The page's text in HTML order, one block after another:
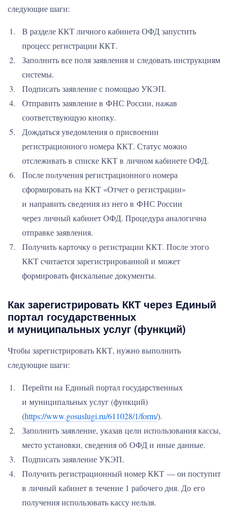
следующие шаги:
В разделе ККТ личного кабинета ОФД запустить
процесс регистрации ККТ.
Заполнить все поля заявления и следовать инструкциям
системы.
Подписать заявление с помощью УКЭП.
Отправить заявление в ФНС России, нажав
соответствующую кнопку.
Дождаться уведомления о присвоении
регистрационного номера ККТ. Статус можно
отслеживать в списке ККТ в личном кабинете ОФД.
После получения регистрационного номера
сформировать на ККТ «Отчет о регистрации»
и направить сведения из него в ФНС России
через личный кабинет ОФД. Процедура аналогична
отправке заявления.
Получить карточку о регистрации ККТ. После этого
ККТ считается зарегистрированной и может
формировать фискальные документы.
Как зарегистрировать ККТ через Единый
портал государственных
и муниципальных услуг (функций)
Чтобы зарегистрировать ККТ, нужно выполнить
следующие шаги:
Перейти на Единый портал государственных
и муниципальных услуг (функций)
(https://www.gosuslugi.ru/611028/1/form/).
Заполнить заявление, указав цели использования кассы,
место установки, сведения об ОФД и иные данные.
Подписать заявление УКЭП.
Получить регистрационный номер ККТ — он поступит
в личный кабинет в течение 1 рабочего дня. До его
получения использовать кассу нельзя.